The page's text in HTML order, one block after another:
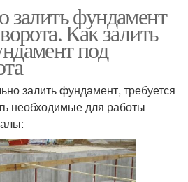
залить фундамент
Как залить
под
залить фундамент, требуется
необходимые для работы